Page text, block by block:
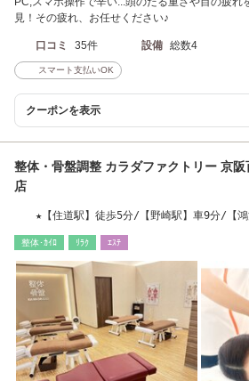
見！その疲れ、お任せください♪
口コミ 35件 設備 総数4
スマート支払いOK
クーポンを表示
整体・骨盤調整 カラダファクトリー 京阪
店
★【住道駅】徒歩5分/【野崎駅】車9分/【
整体･ｶｲﾛ ﾘﾗｸ ｴｽﾃ